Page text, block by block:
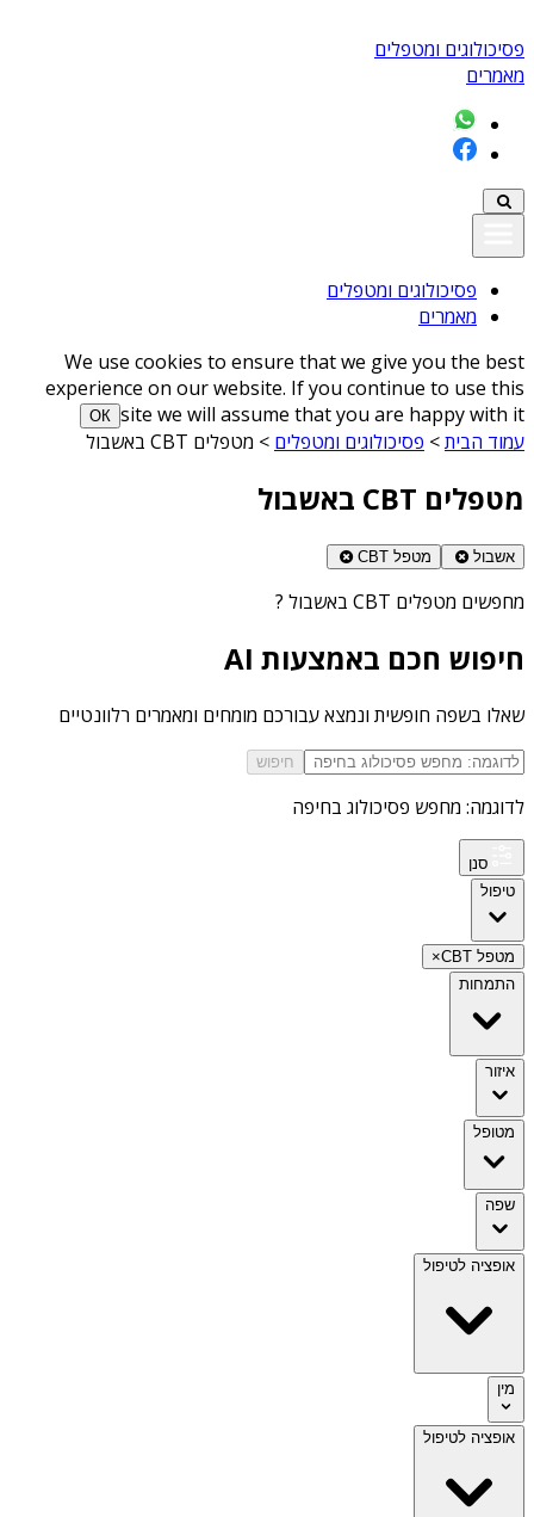
פסיכולוגים ומטפלים
מאמרים
פסיכולוגים ומטפלים
מאמרים
We use cookies to ensure that we give you the best
experience on our website. If you continue to use this
site we will assume that you are happy with it
ОК
עמוד הבית> פסיכולוגים ומטפלים > מטפלים CBT באשבול
מטפלים CBT באשבול
אשבול מטפל CBT
מחפשים מטפלים CBT באשבול ?
חיפוש חכם באמצעות AI
שאלו בשפה חופשית ונמצא עבורכם מומחים ומאמרים רלוונטיים
חיפוש
לדוגמה: מחפש פסיכולוג בחיפה
סנן
טיפול
מטפל CBT
×
התמחות
איזור
מטופל
שפה
אופציה לטיפול
מין
אופציה לטיפול